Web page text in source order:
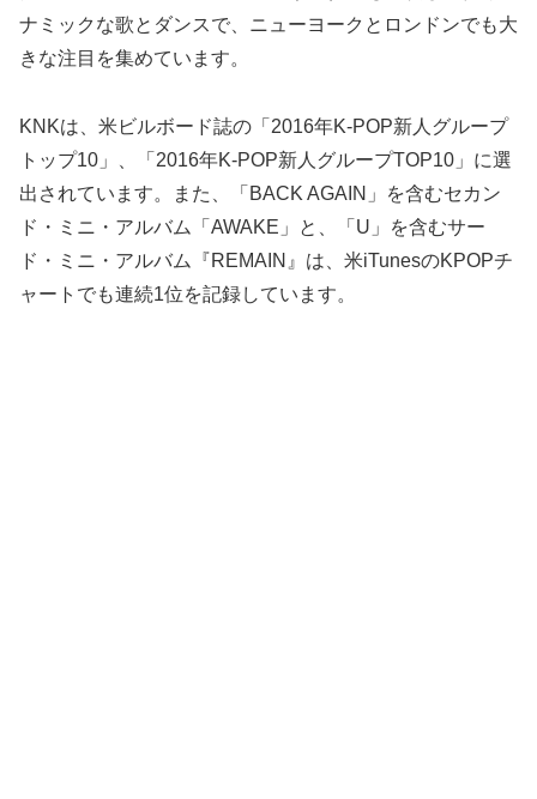
ナミックな歌とダンスで、ニューヨークとロンドンでも大
きな注目を集めています。
KNKは、米ビルボード誌の「2016年K-POP新人グループ
トップ10」、「2016年K-POP新人グループTOP10」に選
出されています。また、「BACK AGAIN」を含むセカン
ド・ミニ・アルバム「AWAKE」と、「U」を含むサー
ド・ミニ・アルバム『REMAIN』は、米iTunesのKPOPチ
ャートでも連続1位を記録しています。